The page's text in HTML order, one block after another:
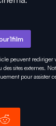
peuvent rediriger
sites externes.
pourassister